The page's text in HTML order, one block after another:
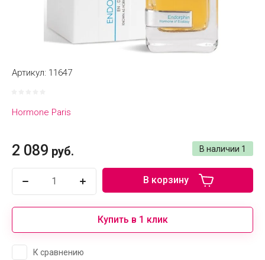
Артикул: 11647
Hormone Paris
В наличии 1
2 089 руб.
В корзину
Купить в 1 клик
К сравнению